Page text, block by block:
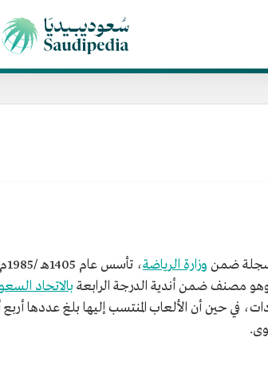
ضمن وزارة الرياضة، تأسس عام 1405هـ /1985م في محافظة المجاردة
وهو مصنف ضمن أندية الدرجة الرابعة بالاتحاد
في حين أن الألعاب المنتسب إليها بلغ عددها